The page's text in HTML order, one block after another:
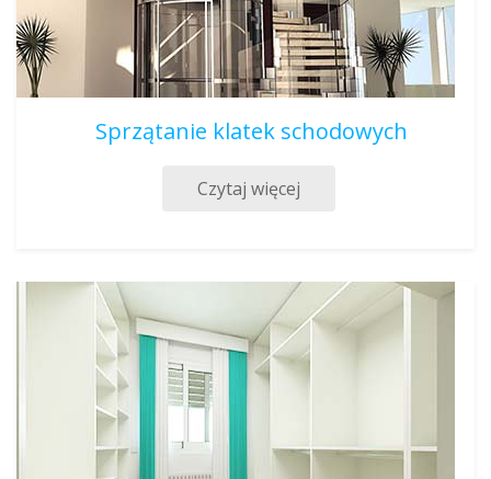
Sprzątanie klatek schodowych
Czytaj więcej